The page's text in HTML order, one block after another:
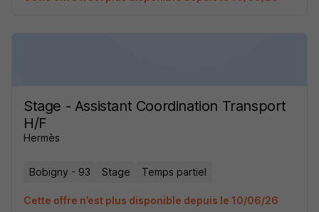
Stage - Assistant Coordination Transport
H/F
Hermès
Bobigny - 93 Stage Temps partiel
Cette offre n’est plus disponible depuis le 10/06/26